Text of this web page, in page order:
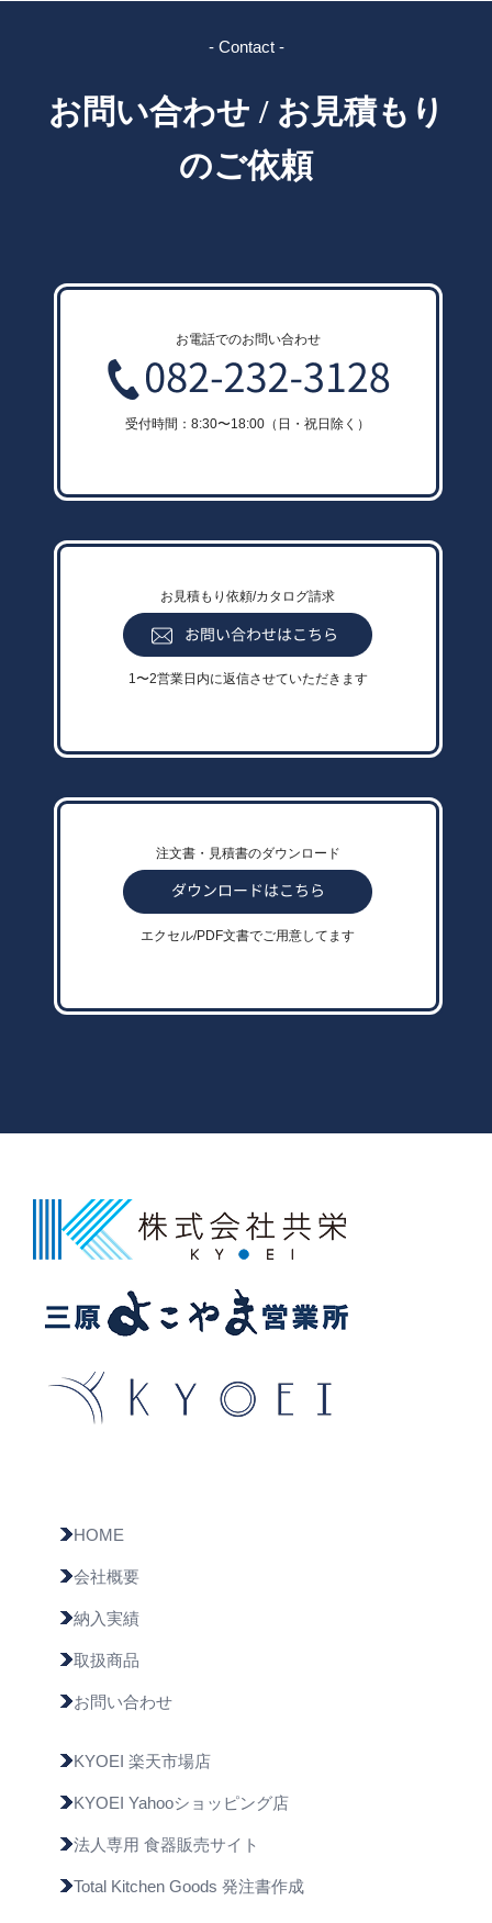
- Contact -
お問い合わせ / お見積もり
のご依頼
お電話でのお問い合わせ
受付時間：8:30〜18:00（日・祝日除く）
お見積もり依頼/カタログ請求
1〜2営業日内に返信させていただきます
注文書・見積書のダウンロード
エクセル/PDF文書でご用意してます
HOME
会社概要
納入実績
取扱商品
お問い合わせ
KYOEI 楽天市場店
KYOEI Yahooショッピング店
法人専用 食器販売サイト
Total Kitchen Goods 発注書作成